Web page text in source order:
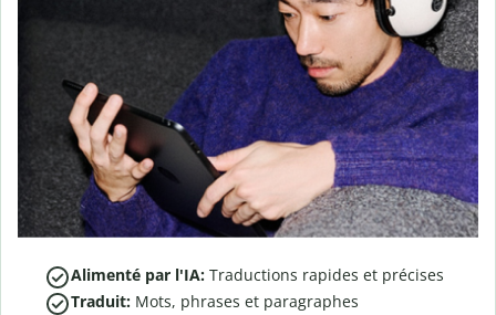
Alimenté par l'IA: Traductions rapides et précises
Traduit: Mots, phrases et paragraphes